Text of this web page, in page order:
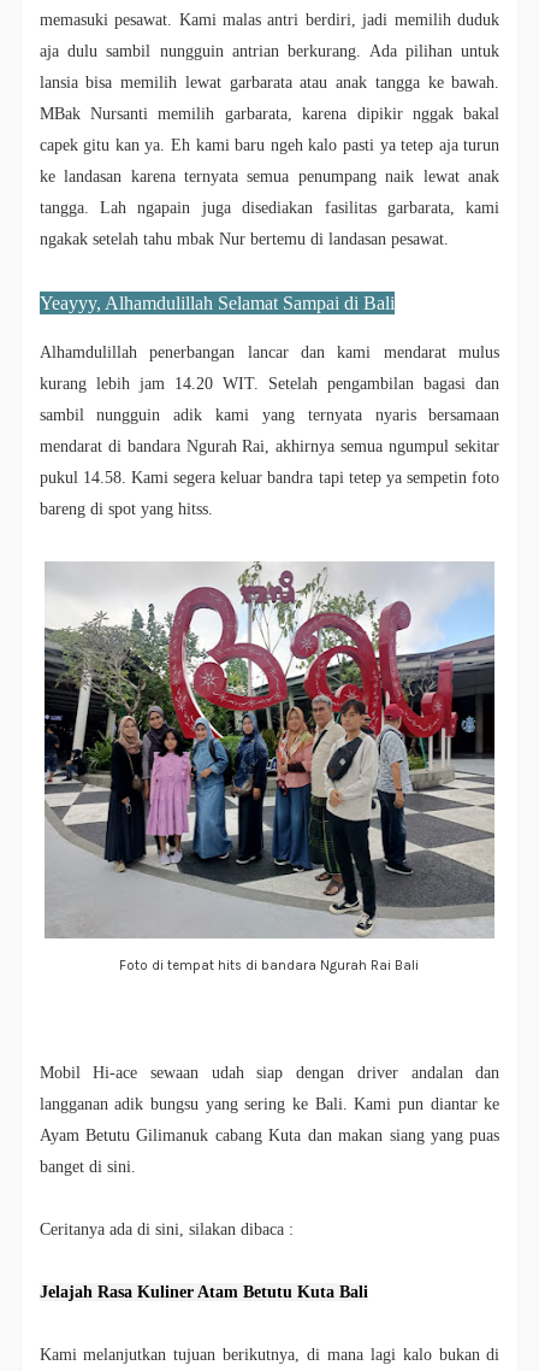
memasuki pesawat. Kami malas antri berdiri, jadi memilih duduk
aja dulu sambil nungguin antrian berkurang. Ada pilihan untuk
lansia bisa memilih lewat garbarata atau anak tangga ke bawah.
MBak Nursanti memilih garbarata, karena dipikir nggak bakal
capek gitu kan ya. Eh kami baru ngeh kalo pasti ya tetep aja turun
ke landasan karena ternyata semua penumpang naik lewat anak
tangga. Lah ngapain juga disediakan fasilitas garbarata, kami
ngakak setelah tahu mbak Nur bertemu di landasan pesawat.
Yeayyy, Alhamdulillah Selamat Sampai di Bali
Alhamdulillah penerbangan lancar dan kami mendarat mulus
kurang lebih jam 14.20 WIT. Setelah pengambilan bagasi dan
sambil nungguin adik kami yang ternyata nyaris bersamaan
mendarat di bandara Ngurah Rai, akhirnya semua ngumpul sekitar
pukul 14.58. Kami segera keluar bandra tapi tetep ya sempetin foto
bareng di spot yang hitss.
Foto di tempat hits di bandara Ngurah Rai Bali
Mobil Hi-ace sewaan udah siap dengan driver andalan dan
langganan adik bungsu yang sering ke Bali. Kami pun diantar ke
Ayam Betutu Gilimanuk cabang Kuta dan makan siang yang puas
banget di sini.
Ceritanya ada di sini, silakan dibaca :
Jelajah Rasa Kuliner Atam Betutu Kuta Bali
Kami melanjutkan tujuan berikutnya, di mana lagi kalo bukan di